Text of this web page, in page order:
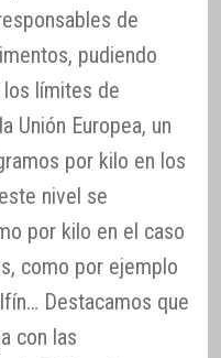
de
pudiendo
límites de
Unión Europea, un
por kilo en los
nivel se
por kilo en el caso
como por ejemplo
Destacamos que
con las